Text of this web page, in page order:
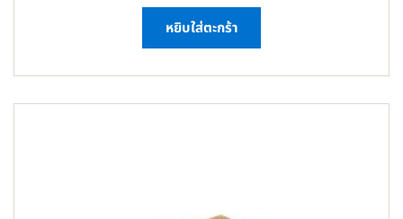
หยิบใส่ตะกร้า